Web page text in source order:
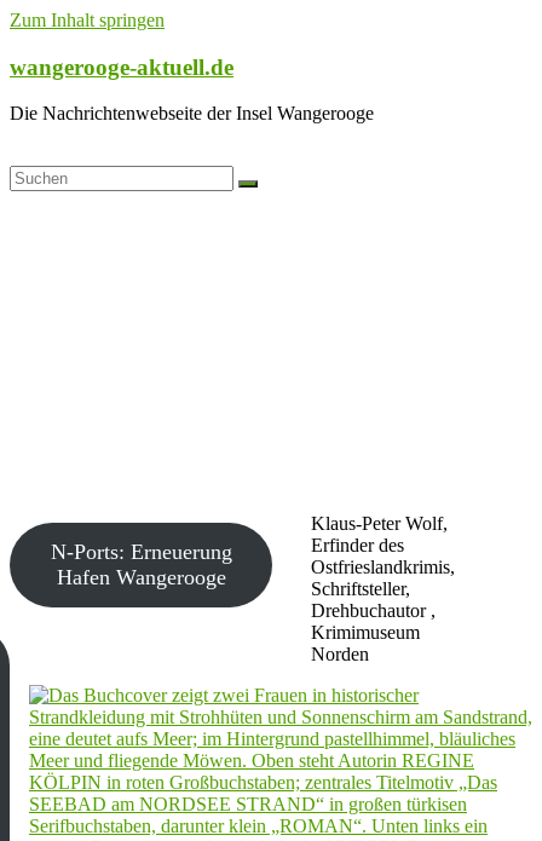
Zum Inhalt springen
wangerooge-aktuell.de
Die Nachrichtenwebseite der Insel Wangerooge
Klaus-Peter Wolf,
Erfinder des
Ostfrieslandkrimis,
Schriftsteller,
Drehbuchautor ,
Krimimuseum
Norden
N-Ports: Erneuerung
Hafen Wangerooge